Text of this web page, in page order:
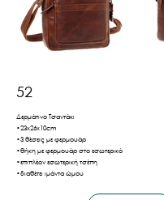
52
Δερμάτινο Τσαντάκι
•23x26x10cm
•3 θέσεις με φερμουάρ
•θήκη με φερμουάρ στο εσωτερικό
•επιπλέον εσωτερική τσέπη
•διαθέτει ιμάντα ώμου